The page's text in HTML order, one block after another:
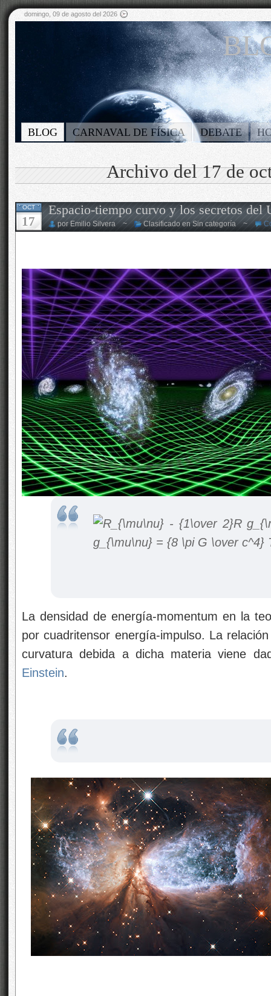
domingo, 09 de agosto del 2026
BLOG CARNAVAL DE FÍSICA DEBATE
Archivo del 17 de
OCT
17
Espacio-tiempo curvo y los secretos del
por Emilio Silvera ~ Clasificado en Sin categoría ~
La densidad de energía-momentum en la
por cuadritensor energía-impulso. La
curvatura debida a dicha materia viene
Einstein.